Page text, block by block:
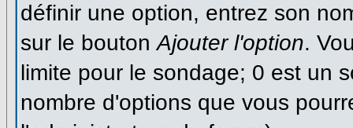
définir une option, entrez son
sur le boutonAjouter l'option.
limite pour le sondage; 0 est un
nombre d'options que vous